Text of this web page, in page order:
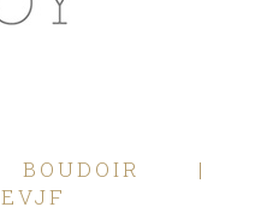
BOUDOIR
EVJF